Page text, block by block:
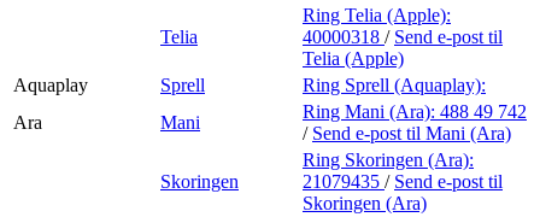
Telia
Ring Telia (Apple):
40000318 / Send e-post til
Telia (Apple)
Aquaplay
Sprell
Ring Sprell (Aquaplay):
Ara
Mani
Ring Mani (Ara): 488 49 742
/ Send e-post til Mani (Ara)
Skoringen
Ring Skoringen (Ara):
21079435 / Send e-post til
Skoringen (Ara)